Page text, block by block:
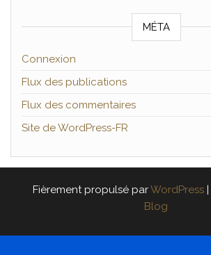
MÉTA
Connexion
Flux des publications
Flux des commentaires
Site de WordPress-FR
Fièrement propulsé parWordPress |
Blog